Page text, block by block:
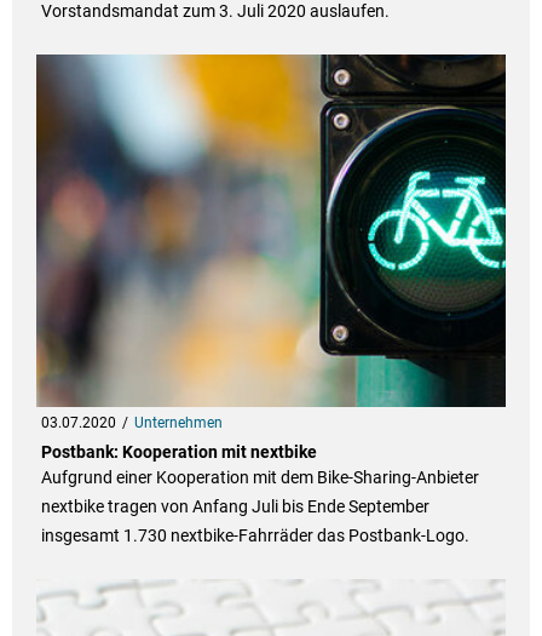
Vorstandsmandat zum 3. Juli 2020 auslaufen.
03.07.2020 Unternehmen
Postbank: Kooperation mit nextbike
Aufgrund einer Kooperation mit dem Bike-Sharing-Anbieter
nextbike tragen von Anfang Juli bis Ende September
insgesamt 1.730 nextbike-Fahrräder das Postbank-Logo.